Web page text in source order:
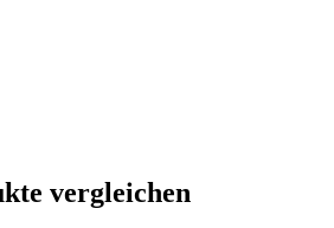
vergleichen